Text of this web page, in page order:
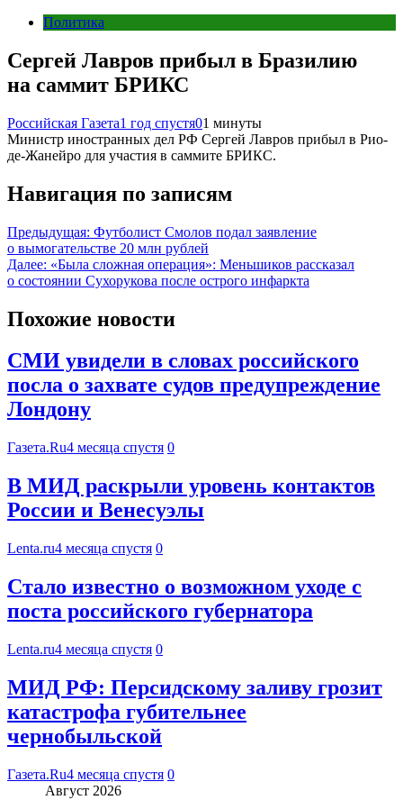
Политика
Сергей Лавров прибыл в Бразилию
на саммит БРИКС
Российская Газета1 год спустя01 минуты
Министр иностранных дел РФ Сергей Лавров прибыл в Рио-
де-Жанейро для участия в саммите БРИКС.
Навигация по записям
Предыдущая: Футболист Смолов подал заявление
о вымогательстве 20 млн рублей
Далее: «Была сложная операция»: Меньшиков рассказал
о состоянии Сухорукова после острого инфаркта
Похожие новости
СМИ увидели в словах российского
посла о захвате судов предупреждение
Лондону
Газета.Ru4 месяца спустя 0
В МИД раскрыли уровень контактов
России и Венесуэлы
Lenta.ru4 месяца спустя 0
Стало известно о возможном уходе с
поста российского губернатора
Lenta.ru4 месяца спустя 0
МИД РФ: Персидскому заливу грозит
катастрофа губительнее
чернобыльской
Газета.Ru4 месяца спустя 0
Август 2026